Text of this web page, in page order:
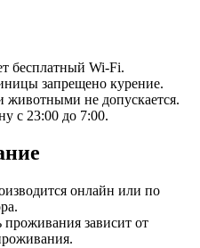
бесплатный Wi-Fi.
запрещено курение.
не допускается.
с 23:00 до 7:00.
онлайн или по
проживания зависит от